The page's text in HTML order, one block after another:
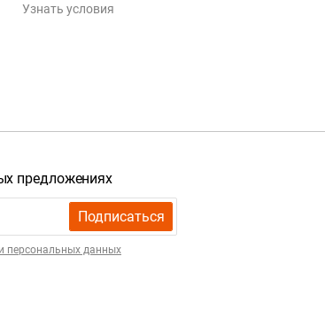
Узнать условия
предложениях
Подписаться
персональных данных